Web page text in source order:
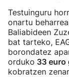
Testuinguru
onartu
Baliabideen
bat tarteko,
borondatez
orduko 33 euro
kobratzen